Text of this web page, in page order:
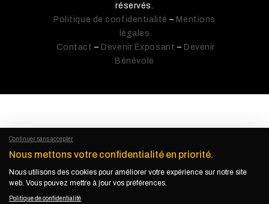
réservés.
Politique de confidentialité – Mentions
légales
Contact – Devenir Exposant – Devenir
Bénévole
Continuer sans accepter
Nous mettons votre confidentialité en priorité.
Nous utilisons des cookies pour améliorer votre expérience sur notre site
web. Vous pouvez mettre à jour vos préférences.
Politique de confidentialité